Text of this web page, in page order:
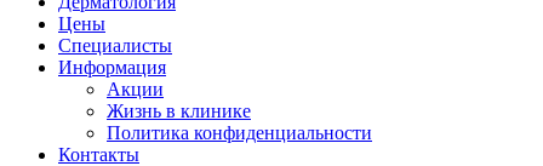
Цены
Специалисты
Информация
Акции
Жизнь в клинике
Политика конфиденциальности
Контакты